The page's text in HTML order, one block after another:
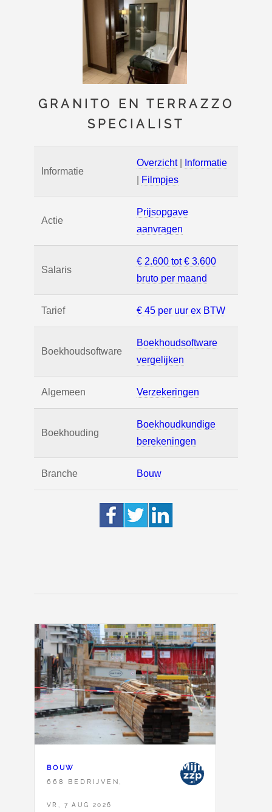
GRANITO EN TERRAZZO
SPECIALIST
Informatie
Overzicht|
Informatie
Filmpjes
Actie
Prijsopgave
aanvragen
Salaris
€ 2.600 tot € 3.600
bruto per maand
Tarief € 45 per uur ex BTW
Boekhoudsoftware
Boekhoudsoftware
vergelijken
Algemeen Verzekeringen
Boekhouding
Boekhoudkundige
berekeningen
Branche Bouw
BOUW
668 BEDRIJVEN,
VR, 7 AUG 2026